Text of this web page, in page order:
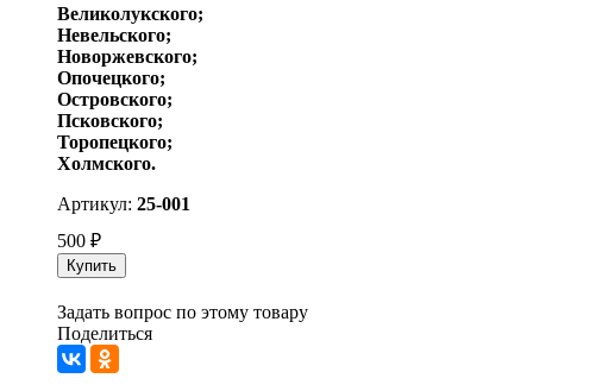
Великолукского;
Невельского;
Новоржевского;
Опочецкого;
Островского;
Псковского;
Торопецкого;
Холмского.
Артикул: 25-001
500 ₽
Купить
Задать вопрос по этому товару
Поделиться